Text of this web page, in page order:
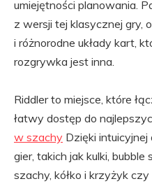
umiejętności planowania.
z wersji tej klasycznej gry,
i różnorodne układy kart,
rozgrywka jest inna.
Riddler to miejsce, które
łatwy dostęp do
w szachy Dzięki intuicyjnej
gier, takich jak kulki,
szachy, kółko i krzyżyk